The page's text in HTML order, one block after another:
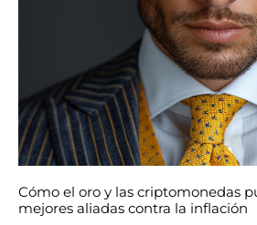
Cómo el oro y las criptomonedas
mejores aliadas contra la inflación